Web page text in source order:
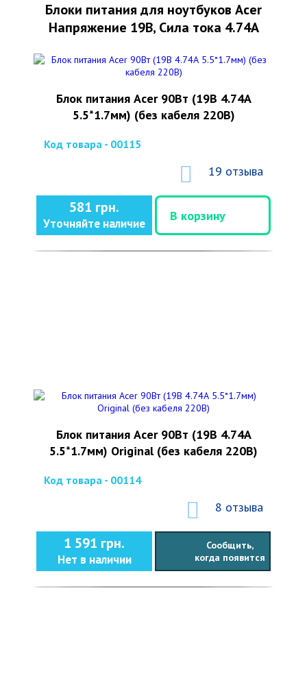
Блоки питания для ноутбуков Acer
Напряжение 19В, Сила тока 4.74А
Блок питания Acer 90Вт (19В 4.74А
5.5*1.7мм) (без кабеля 220В)
Код товара - 00115
19 отзыва
581 грн.
Уточняйте наличие
В корзину
Блок питания Acer 90Вт (19В 4.74А
5.5*1.7мм) Original (без кабеля 220В)
Код товара - 00114
8 отзыва
1 591 грн.
Нет в наличии
Сообщить,
когда появится